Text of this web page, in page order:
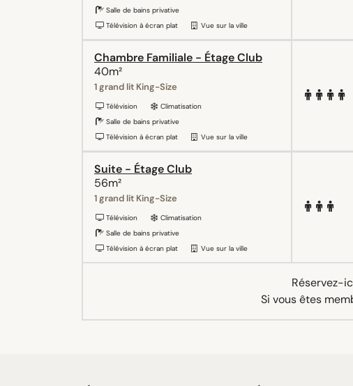
Salle de bains privative
Télévision à écran plat
Vue sur la ville
Chambre Familiale - Étage Club
40m²
1 grand lit King-Size
Télévision
Climatisation
Salle de bains privative
Télévision à écran plat
Vue sur la ville
Suite - Étage Club
56m²
1 grand lit King-Size
Télévision
Climatisation
Salle de bains privative
Télévision à écran plat
Vue sur la ville
Réservez-
Si vous êtes